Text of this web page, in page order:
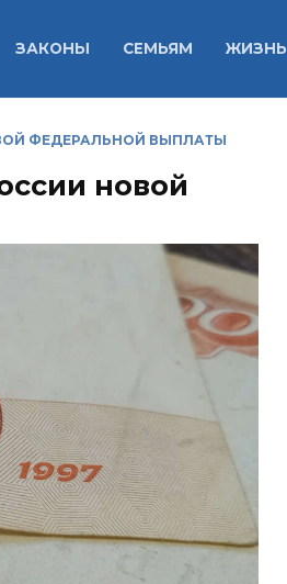
ЗАКОНЫ СЕМЬЯМ ЖИЗНЬ
ФЕДЕРАЛЬНОЙ ВЫПЛАТЫ
новой